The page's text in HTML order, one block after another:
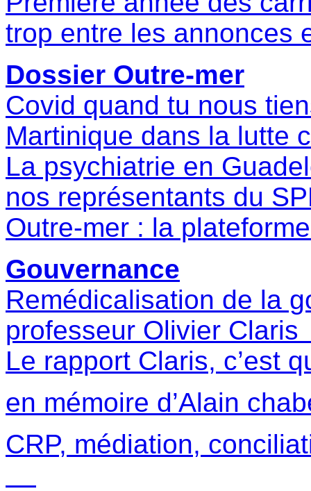
trop entre les annonces
Dossier Outre-mer
Covid quand tu nous
Martinique dans la lutte
La psychiatrie en
nos représentants
Outre-mer : la
Gouvernance
Remédicalisation de la
professeur Olivier
Le rapport Claris, c’est
en mémoire d’Alain
CRP, médiation,